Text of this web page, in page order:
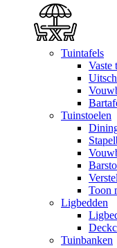
Tuintafels
Vaste
Tuinstoelen
Toon
Ligbedden
Tuinbanken